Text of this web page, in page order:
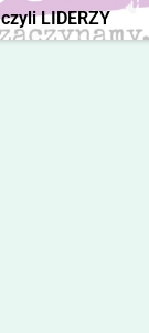
LIDERZY